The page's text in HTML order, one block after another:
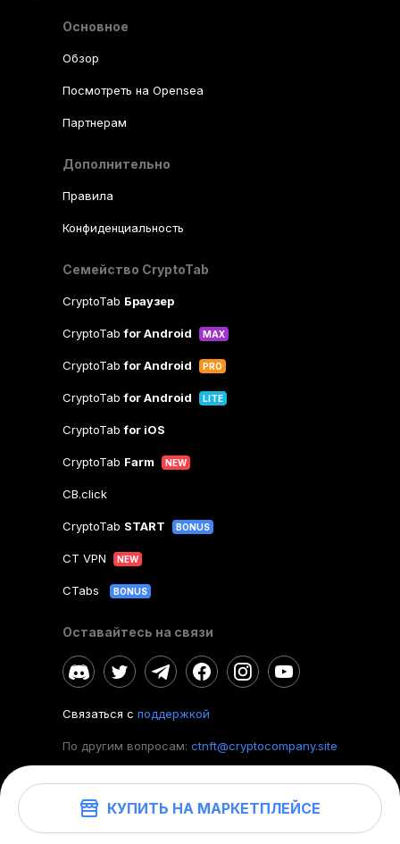
КУПИТЬ НА МАРКЕТПЛЕЙСЕ
Основное
Обзор
Посмотреть на Opensea
Партнерам
Дополнительно
Правила
Конфиденциальность
Семейство CryptoTab
CryptoTab Браузер
CryptoTabfor Android MAX
CryptoTabfor Android PRO
CryptoTabfor Android LITE
CryptoTabfor iOS
CryptoTab Farm NEW
CB.click
CryptoTab START BONUS
CT VPN NEW
CTabs BONUS
Оставайтесь на связи
Связаться с поддержкой
По другим вопросам: ctnft@cryptocompany.site
©2026. CryptoTab NFT.Все права защищены.